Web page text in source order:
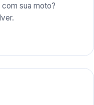
sua moto?